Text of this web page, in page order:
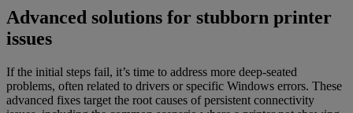
Advanced solutions for stubborn printer
issues
If the initial steps fail, it’s time to address more deep-seated
problems, often related to drivers or specific Windows errors. These
advanced fixes target the root causes of persistent connectivity